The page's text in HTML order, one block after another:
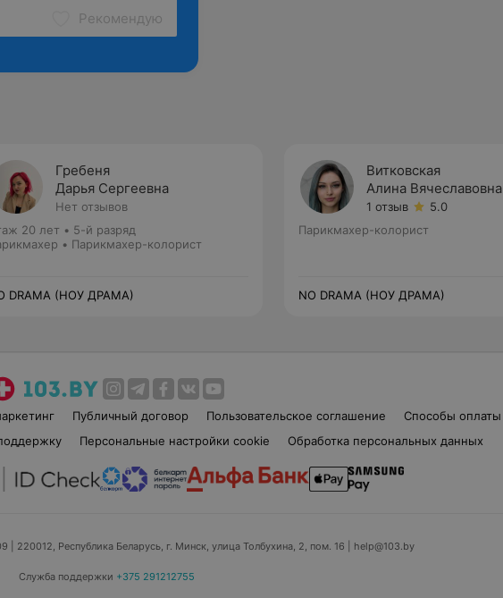
Рекомендую
Гребеня
Дарья Сергеевна
Нет отзывов
20 лет • 5-й разряд
• Парикмахер-колорист
DRAMA (НОУ ДРАМА)
Витковская
Алина Вячеславовна
1 отзыв
5.0
Парикмахер-колорист
NO DRAMA (НОУ ДРАМА)
Публичный договор Пользовательское соглашение Способы оплаты
Персональные настройки cookie Обработка персональных данных
| 220012, Республика Беларусь, г. Минск, улица Толбухина, 2, пом. 16 | help@103.by
Служба поддержки +375 291212755